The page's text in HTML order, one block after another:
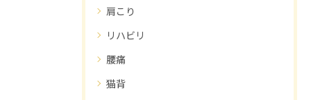
肩こり
リハビリ
腰痛
猫背